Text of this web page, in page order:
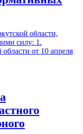
области,
силу: 1.
от 10 апреля